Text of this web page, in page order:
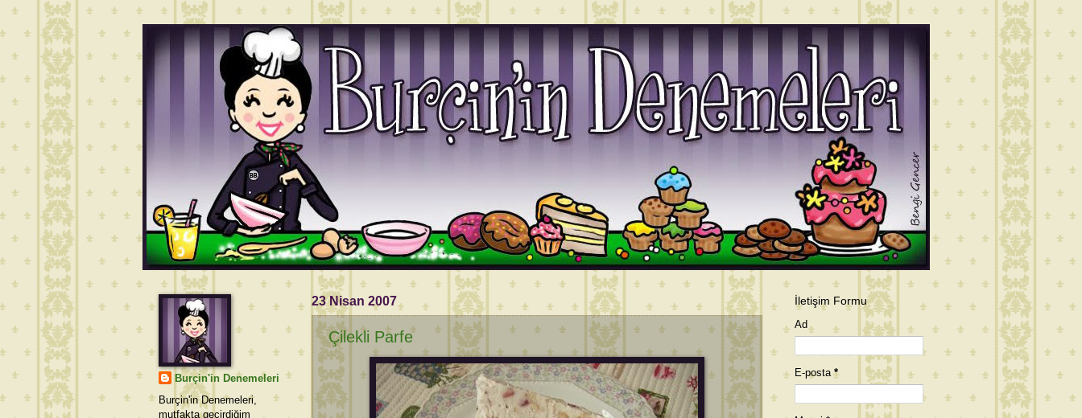
23 Nisan 2007
Çilekli Parfe
Burçin'in Denemeleri
Burçin'in Denemeleri,
mutfakta geçirdiğim
İletişim Formu
Ad
E-posta*